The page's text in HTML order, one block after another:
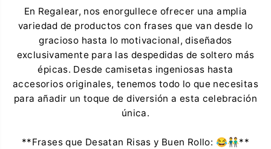
En Regalear, nos enorgullece ofrecer una amplia
variedad de productos con frases que van desde lo
gracioso hasta lo motivacional, diseñados
exclusivamente para las despedidas de soltero más
épicas. Desde camisetas ingeniosas hasta
accesorios originales, tenemos todo lo que necesitas
para añadir un toque de diversión a esta celebración
única.
**Frases que Desatan Risas y Buen Rollo: 😂👬**